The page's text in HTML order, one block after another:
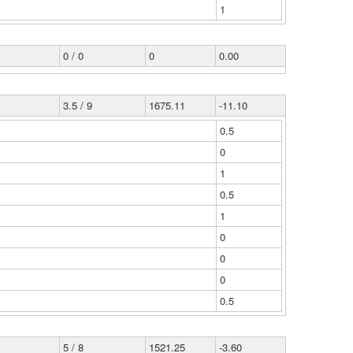
1
0 / 0 0 0.00
3.5 / 9 1675.11
-11.10
0.5
0
1
0.5
1
0
0
0
0.5
5 / 8 1521.25 -3.60